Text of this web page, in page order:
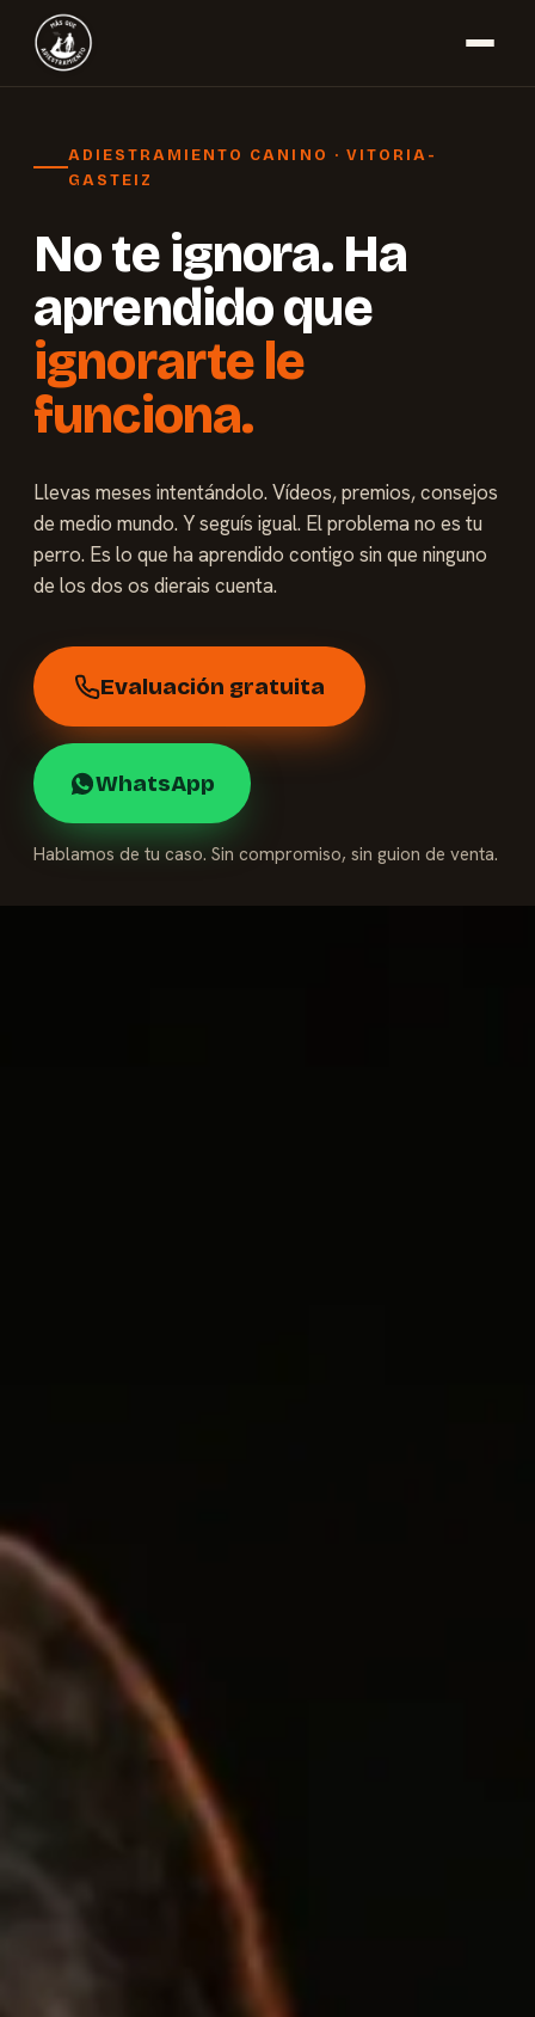
ADIESTRAMIENTO CANINO · VITORIA-
GASTEIZ
No te ignora. Ha
aprendido que
ignorarte le
funciona.
Llevas meses intentándolo. Vídeos, premios, consejos
de medio mundo. Y seguís igual. El problema no es tu
perro. Es lo que ha aprendido contigo sin que ninguno
de los dos os dierais cuenta.
Evaluación gratuita
WhatsApp
Hablamos de tu caso. Sin compromiso, sin guion de venta.